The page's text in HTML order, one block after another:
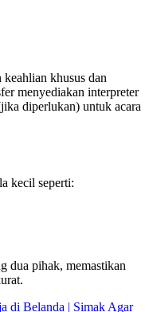
khusus dan
menyediakan interpreter
diperlukan) untuk acara
kecil seperti:
dua pihak, memastikan
di Belanda | Simak Agar